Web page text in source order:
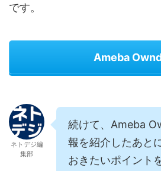
です。
Ameba
ネトデジ編
集部
続けて、Ameba
報を紹介したあと
おきたいポイント